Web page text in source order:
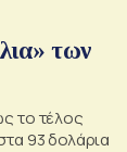
των
το τέλος
93 δολάρια